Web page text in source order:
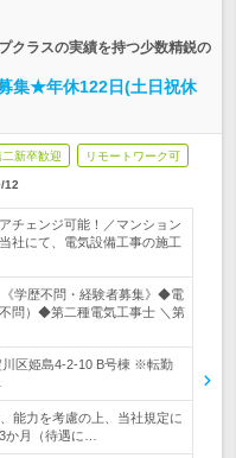
クラスの実績を持つ少数精鋭の
集★年休122日(土日祝休
二新卒歓迎 リモートワーク可
12
チェンジ可能！／マンション
社にて、電気設備工事の施工
学歴不問・経験者募集》◆電
問）◆第二種電気工事士 ＼第
川区姫島4-2-10 B号棟 ※転勤
能力を考慮の上、当社規定に
か月（待遇に…